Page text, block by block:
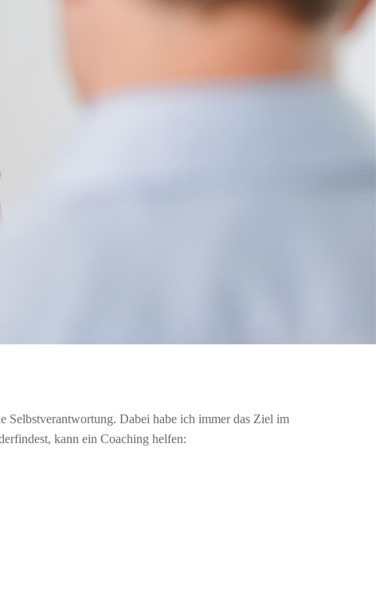
Dabei habe ich immer das Ziel im
kann ein Coaching helfen: